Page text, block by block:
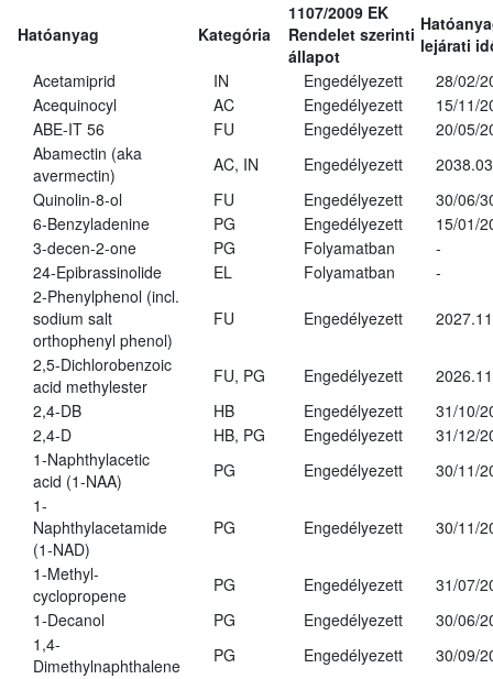
Hatóanyag Kategória
1107/2009 EK
Rendelet szerinti
állapot
lejárati
Acetamiprid
IN Engedélyezett
28/02/
Acequinocyl
AC Engedélyezett
15/11/
ABE-IT 56
FU Engedélyezett
20/05/
Abamectin (aka
avermectin)
AC, IN Engedélyezett
Quinolin-8-ol
FU Engedélyezett
30/06/
6-Benzyladenine
PG Engedélyezett
15/01/
3-decen-2-one
PG Folyamatban
-
24-Epibrassinolide
EL Folyamatban
-
2-Phenylphenol (incl.
sodium salt
orthophenyl phenol)
FU Engedélyezett
2,5-Dichlorobenzoic
acid methylester
FU, PG Engedélyezett
2,4-DB
HB Engedélyezett
31/10/
2,4-D
HB, PG Engedélyezett
31/12/
1-Naphthylacetic
acid (1-NAA)
PG Engedélyezett
30/11/
1-
Naphthylacetamide
(1-NAD)
PG Engedélyezett 30/11/
1-Methyl-
cyclopropene
PG Engedélyezett
31/07/
1-Decanol
PG Engedélyezett
30/06/
1,4-
Dimethylnaphthalene
PG Engedélyezett 30/09/